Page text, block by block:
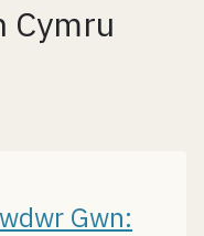
Cymru
Gwn: